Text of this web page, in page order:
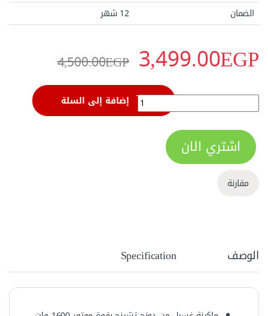
الضمان
12 شهر
3,499.00EGP
4,500.00EGP
ماكينة غسيل السيارات 1600 وات قوة ضغط ماء 100 بار وسرعة تدفق 5.5 لتر/د دونج تشينج DQW 5.5/10 quantity إضافة إلى السلة
اشتري الان
مقارنة
الوصف Specification